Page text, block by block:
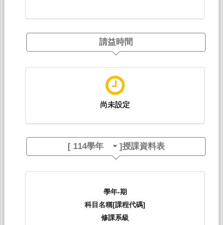
請益時間
尚未設定
[ 114學年 ]授課資料表
學年-期
科目名稱[課程代碼]
修課系級